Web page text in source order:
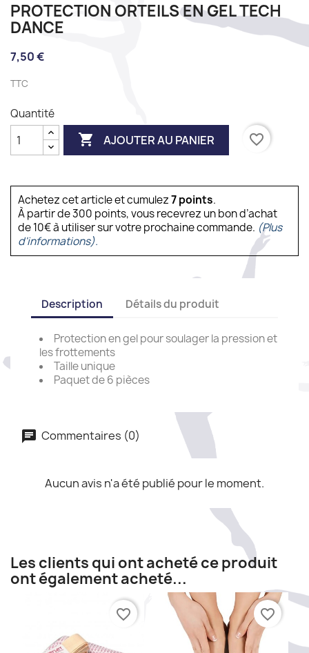
PROTECTION ORTEILS EN GEL TECH
DANCE
7,50 €
TTC
Quantité
 AJOUTER AU PANIER favorite_border
Achetez cet article et cumulez7points.
À partir de 300 points, vous recevrez un bon d’achat
de 10€ à utiliser sur votre prochaine commande. (Plus
d'informations).
Description Détails du produit
Protection en gel pour soulager la pression et
les frottements
Taille unique
Paquet de 6 pièces
Commentaires (0)
Aucun avis n'a été publié pour le moment.
Les clients qui ont acheté ce produit
ont également acheté...
favorite_border favorite_border